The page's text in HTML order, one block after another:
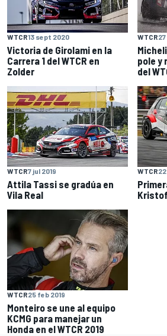
WTCR13 sept 2020
Victoria de Girolami en la
Carrera 1 del WTCR en
Zolder
WTCR
pole y
del
WTCR7 jul 2019
Attila Tassi se gradúa en
Vila Real
WTCR
WTCR25 feb 2019
Monteiro se une al equipo
KCMG para manejar un
Honda en el WTCR 2019